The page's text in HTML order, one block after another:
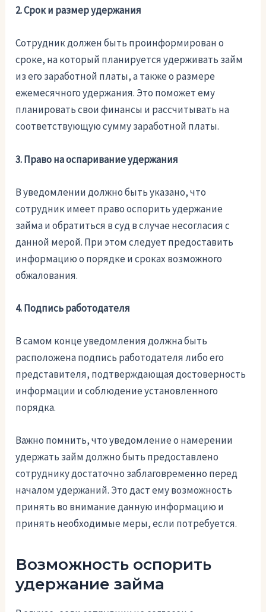
2. Срок и размер удержания
Сотрудник должен быть проинформирован о
сроке, на который планируется удерживать займ
из его заработной платы, а также о размере
ежемесячного удержания. Это поможет ему
планировать свои финансы и рассчитывать на
соответствующую сумму заработной платы.
3. Право на оспаривание удержания
В уведомлении должно быть указано, что
сотрудник имеет право оспорить удержание
займа и обратиться в суд в случае несогласия с
данной мерой. При этом следует предоставить
информацию о порядке и сроках возможного
обжалования.
4. Подпись работодателя
В самом конце уведомления должна быть
расположена подпись работодателя либо его
представителя, подтверждающая достоверность
информации и соблюдение установленного
порядка.
Важно помнить, что уведомление о намерении
удержать займ должно быть предоставлено
сотруднику достаточно заблаговременно перед
началом удержаний. Это даст ему возможность
принять во внимание данную информацию и
принять необходимые меры, если потребуется.
Возможность оспорить
удержание займа